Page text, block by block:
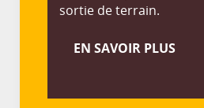
sortie de terrain.
EN SAVOIR PLUS